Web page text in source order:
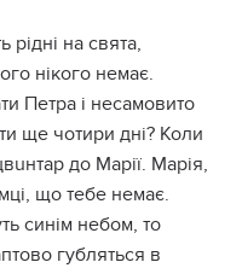
рідні на свята,
нікого немає.
Петра і несамовито
ще чотири дні? Коли
до Марії. Марія,
що тебе немає.
синім небом, то
губляться в